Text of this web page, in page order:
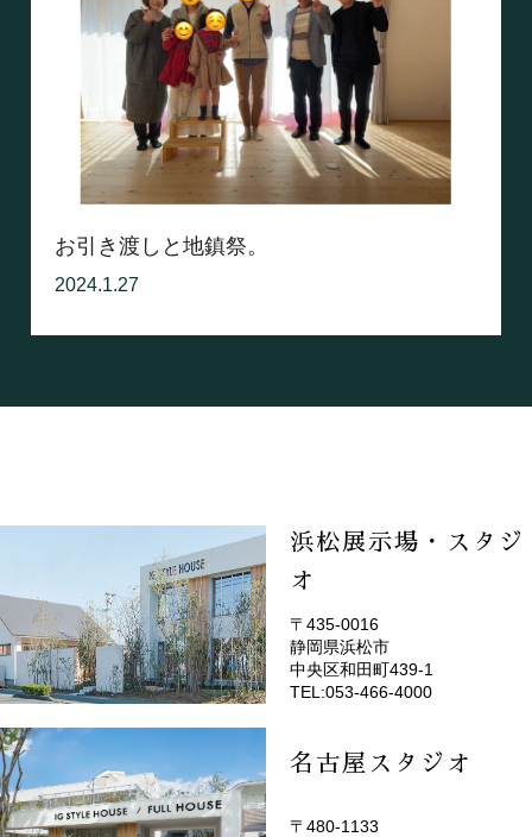
お引き渡しと地鎮祭。
2024.1.27
浜松展示場・スタジ
オ
(EMOTOP浜松)
〒435-0016
静岡県浜松市
中央区和田町439-1
TEL:053-466-4000
名古屋スタジオ
〒480-1133